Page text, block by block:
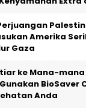
Amerika
Gaza
ke Mana-mana
BioSaver
Anda